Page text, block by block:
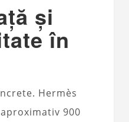
și
în
Hermès
900